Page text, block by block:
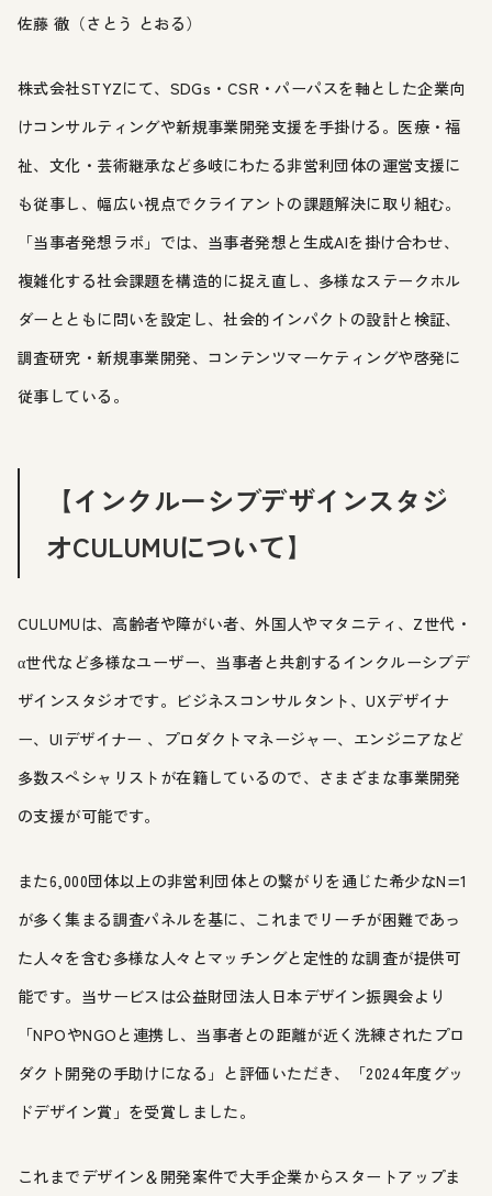
佐藤 徹（さとう とおる）
株式会社STYZにて、SDGs・CSR・パーパスを軸とした企業向
けコンサルティングや新規事業開発支援を手掛ける。医療・福
祉、文化・芸術継承など多岐にわたる非営利団体の運営支援に
も従事し、幅広い視点でクライアントの課題解決に取り組む。
「当事者発想ラボ」では、当事者発想と生成AIを掛け合わせ、
複雑化する社会課題を構造的に捉え直し、多様なステークホル
ダーとともに問いを設定し、社会的インパクトの設計と検証、
調査研究・新規事業開発、コンテンツマーケティングや啓発に
従事している。
【インクルーシブデザインスタジ
オCULUMUについて】
CULUMUは、高齢者や障がい者、外国人やマタニティ、Z世代・
α世代など多様なユーザー、当事者と共創するインクルーシブデ
ザインスタジオです。ビジネスコンサルタント、UXデザイナ
ー、UIデザイナー 、プロダクトマネージャー、エンジニアなど
多数スペシャリストが在籍しているので、さまざまな事業開発
の支援が可能です。
また6,000団体以上の非営利団体との繋がりを通じた希少なN=1
が多く集まる調査パネルを基に、これまでリーチが困難であっ
た人々を含む多様な人々とマッチングと定性的な調査が提供可
能です。当サービスは公益財団法人日本デザイン振興会より
「NPOやNGOと連携し、当事者との距離が近く洗練されたプロ
ダクト開発の手助けになる」と評価いただき、「2024年度グッ
ドデザイン賞」を受賞しました。
これまでデザイン＆開発案件で大手企業からスタートアップま